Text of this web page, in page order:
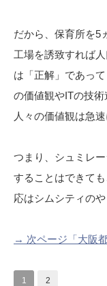
だから、保育所を5
工場を誘致すれば
は「正解」であっ
の価値観やITの技
人々の価値観は急
つまり、シュミレ
することはできて
応はシムシティの
→ 次ページ「大阪
1 2